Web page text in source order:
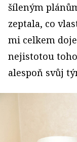
šíleným
zeptala, co
mi celkem
nejistotou
alespoň svůj